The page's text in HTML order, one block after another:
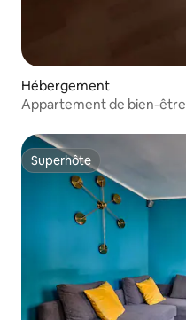
Hébergement
Appartement de bien-être
Superhôte
Superhôte